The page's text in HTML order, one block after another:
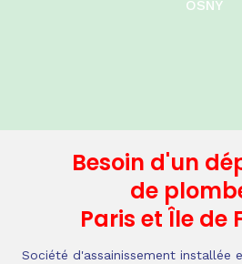
OSNY
Besoin d'un
de
Paris et Île de
Société d'assainissement installée